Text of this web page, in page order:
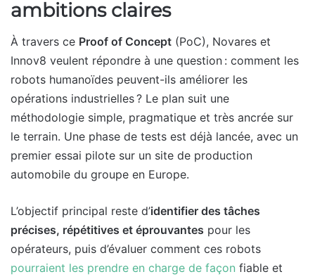
ambitions claires
À travers ce Proof of Concept (PoC), Novares et
Innov8 veulent répondre à une question : comment les
robots humanoïdes peuvent-ils améliorer les
opérations industrielles ? Le plan suit une
méthodologie simple, pragmatique et très ancrée sur
le terrain. Une phase de tests est déjà lancée, avec un
premier essai pilote sur un site de production
automobile du groupe en Europe.
L’objectif principal reste d’identifier des tâches
précises, répétitives et éprouvantes pour les
opérateurs, puis d’évaluer comment ces robots
pourraient les prendre en charge de façon fiable et